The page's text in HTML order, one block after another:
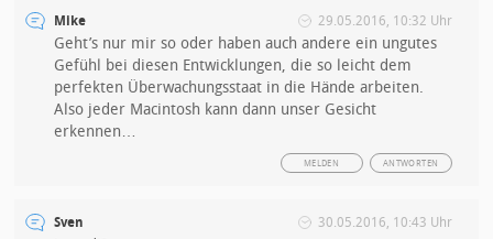
Mike 29.05.2016, 10:32 Uhr
Geht’s nur mir so oder haben auch andere ein ungutes
Gefühl bei diesen Entwicklungen, die so leicht dem
perfekten Überwachungsstaat in die Hände arbeiten.
Also jeder Macintosh kann dann unser Gesicht
erkennen…
ANTWORTEN
MELDEN
Sven 30.05.2016, 10:43 Uhr